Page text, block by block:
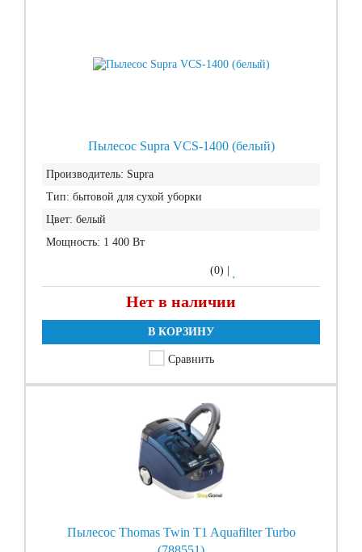
Пылесос Supra VCS-1400 (белый)
Производитель: Supra
Тип: бытовой для сухой уборки
Цвет: белый
Мощность: 1 400 Вт
(0)
Нет в наличии
В КОРЗИНУ
Сравнить
Пылесос Thomas Twin T1 Aquafilter Turbo